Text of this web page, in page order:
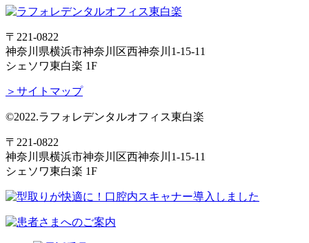
〒221-0822
神奈川県横浜市神奈川区西神奈川1-15-11
シェソワ東白楽 1F
＞サイトマップ
©2022.ラフォレデンタルオフィス東白楽
〒221-0822
神奈川県横浜市神奈川区西神奈川1-15-11
シェソワ東白楽 1F